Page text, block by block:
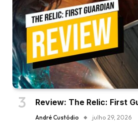
Review: The Relic: First
André Custódio julho 29, 2026